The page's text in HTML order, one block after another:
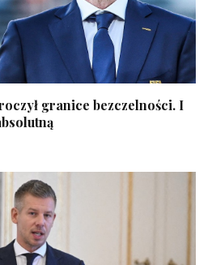
granice bezczelności. I